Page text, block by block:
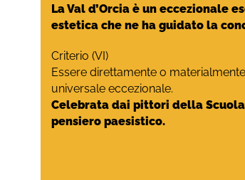
La Val d’Orcia è un eccezionale
estetica che ne ha guidato la
Criterio (VI)
Essere direttamente o
universale eccezionale.
Celebrata dai pittori della Scuola
pensiero paesistico.